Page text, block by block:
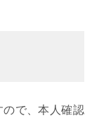
ので、本人確認